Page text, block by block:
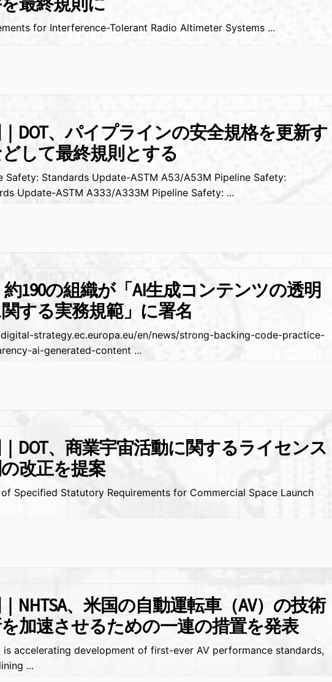
for Interference-Tolerant Radio Altimeter Systems ...
DOT、パイプラインの安全規格を更新す
して最終規則とする
Safety: Standards Update-ASTM A53/A53M Pipeline Safety:
Update-ASTM A333/A333M Pipeline Safety: ...
約190の組織が「AI生成コンテンツの透明
する実務規範」に署名
strategy.ec.europa.eu/en/news/strong-backing-code-practice-
ai-generated-content ...
DOT、商業宇宙活動に関するライセンス
改正を提案
Specified Statutory Requirements for Commercial Space Launch
NHTSA、米国の自動運転車（AV）の技術
加速させるための一連の措置を発表
is accelerating development of first-ever AV performance standards,
...